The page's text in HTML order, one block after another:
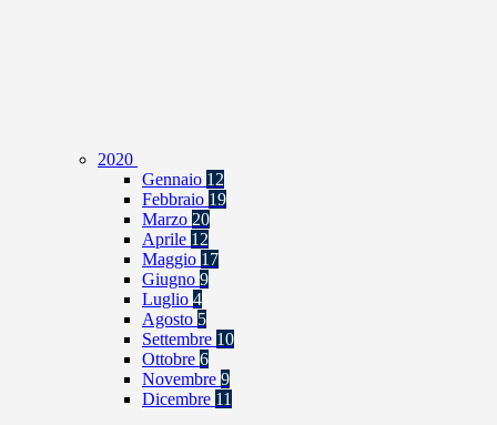
2020
Gennaio 12
Febbraio 19
Marzo 20
Aprile 12
Maggio 17
Giugno 9
Luglio 4
Agosto 5
Settembre 10
Ottobre 6
Novembre 9
Dicembre 11